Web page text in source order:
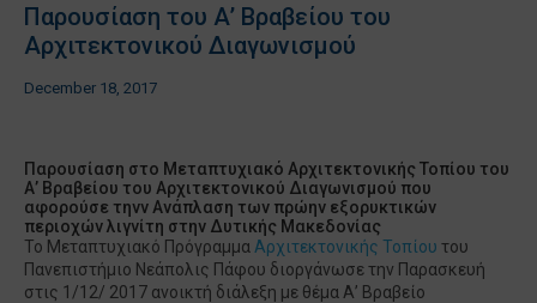
Παρουσίαση του Α’ Βραβείου του
Αρχιτεκτονικού Διαγωνισμού
December 18, 2017
Παρουσίαση στο Μεταπτυχιακό Αρχιτεκτονικής Τοπίου του
Α’ Βραβείου του Αρχιτεκτονικού Διαγωνισμού που
αφορούσε τηνν Ανάπλαση των πρώην εξορυκτικών
περιοχών λιγνίτη στην Δυτικής Μακεδονίας
Το Μεταπτυχιακό Πρόγραµµα Αρχιτεκτονικής Τοπίου του
Πανεπιστήμιο Νεάπολις Πάφου διοργάνωσε την Παρασκευή
στις 1/12/ 2017 ανοικτή διάλεξη µε θέμα Α’ Βραβείο